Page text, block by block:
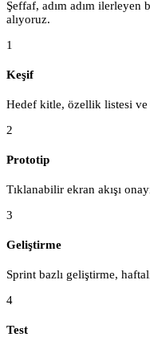
Şeffaf, adım adım ilerleyen
alıyoruz.
1
Keşif
Hedef kitle, özellik listesi ve
2
Prototip
Tıklanabilir ekran akışı
3
Geliştirme
Sprint bazlı geliştirme,
4
Test